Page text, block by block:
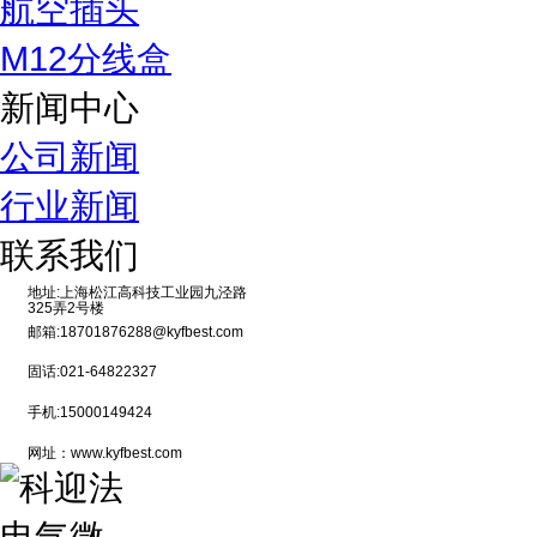
航空插头
M12分线盒
新闻中心
公司新闻
行业新闻
联系我们
地址:上海松江高科技工业园九泾路
325弄2号楼
邮箱:18701876288@kyfbest.com
固话:021-64822327
手机:15000149424
网址：www.kyfbest.com